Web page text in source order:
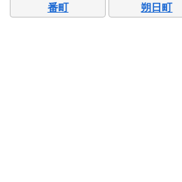
番町 朔日町